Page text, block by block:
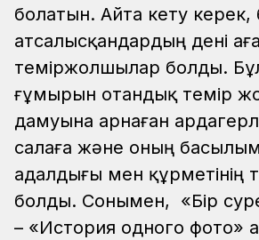
болатын. Айта кету керек,
атсалысқандардың дені
теміржолшылар болды.
ғұмырын отандық темір
дамуына арнаған
салаға және оның
адалдығы мен құрметінің
болды. Сонымен, «Бір
– «История одного фото»